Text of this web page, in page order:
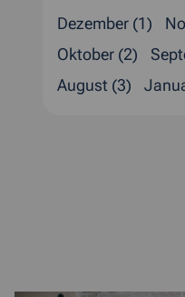
Dezember (1)
Oktober (2)
August (3)